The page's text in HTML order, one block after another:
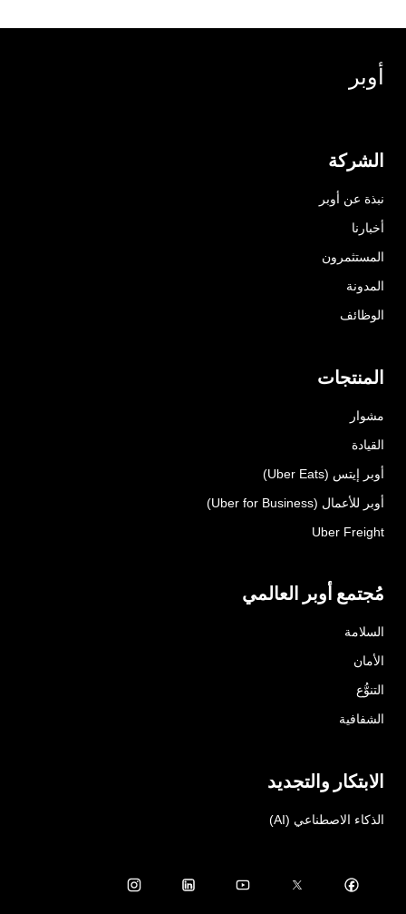
أوبر
الشركة
نبذة عن أوبر
أخبارنا
المستثمرون
المدونة
الوظائف
المنتجات
مشوار
القيادة
أوبر إيتس (Uber Eats)
أوبر للأعمال (Uber for Business)
Uber Freight
مُجتمع أوبر العالمي
السلامة
الأمان
التنوُّع
الشفافية
الابتكار والتجديد
الذكاء الاصطناعي (AI)